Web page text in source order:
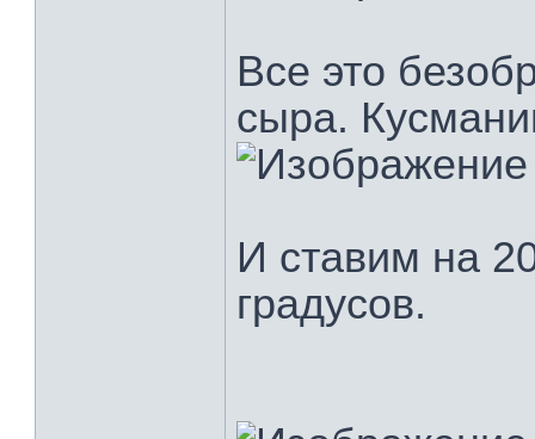
Все это
сыра.
И ставим на
градусов.